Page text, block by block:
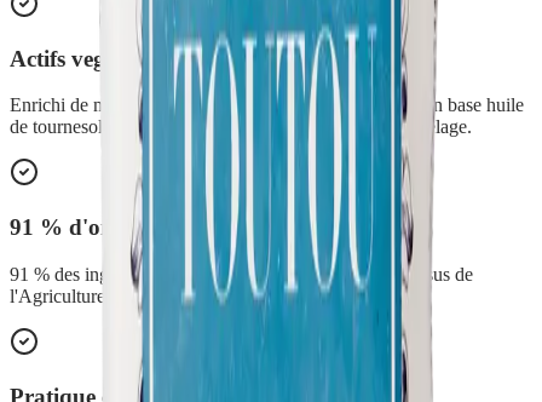
Actifs vegetaux bio
Enrichi de macerats de calendula et de ciste ladanifere en base huile
de tournesol, qui nourrissent le pelage et aident au demelage.
91 % d'origine naturelle
91 % des ingredients sont d'origine naturelle et 14 % issus de
l'Agriculture Biologique.
Pratique et rapide